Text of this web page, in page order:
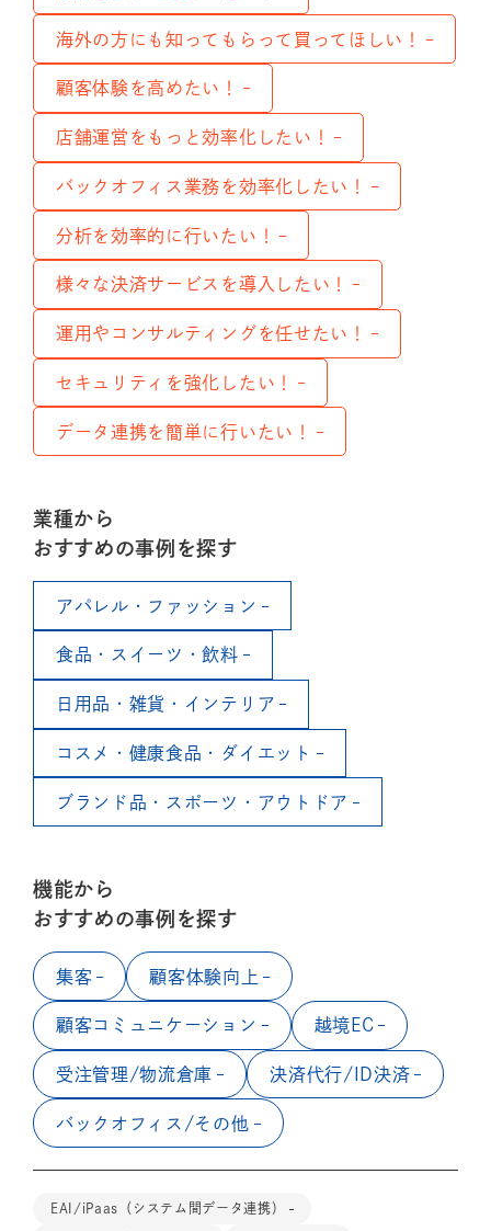
海外の方にも知ってもらって買ってほしい！
顧客体験を高めたい！
店舗運営をもっと効率化したい！
バックオフィス業務を効率化したい！
分析を効率的に行いたい！
様々な決済サービスを導入したい！
運用やコンサルティングを任せたい！
セキュリティを強化したい！
データ連携を簡単に行いたい！
業種から
おすすめの事例を探す
アパレル・ファッション
食品・スイーツ・飲料
日用品・雑貨・インテリア
コスメ・健康食品・ダイエット
ブランド品・スポーツ・アウトドア
機能から
おすすめの事例を探す
集客 顧客体験向上
顧客コミュニケーション 越境EC
受注管理/物流倉庫 決済代行/ID決済
バックオフィス/その他
EAI/iPaas（システム間データ連携）